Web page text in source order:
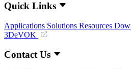
Quick Links
Applications Solutions Resources
3DeVOK
Contact Us